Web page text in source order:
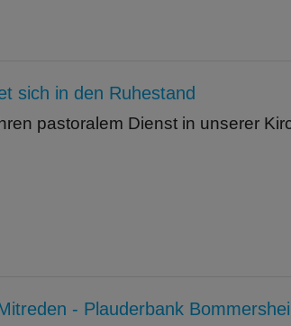
sich in den Ruhestand
pastoralem Dienst in unserer
- Plauderbank